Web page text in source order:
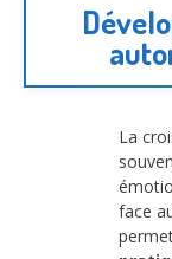
La
face